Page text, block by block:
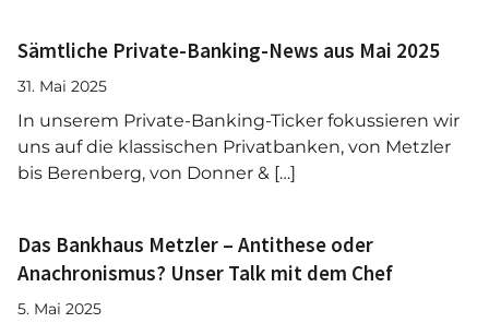
Sämtliche Private-Banking-News aus Mai 2025
31. Mai 2025
In unserem Private-Banking-Ticker fokussieren wir
uns auf die klassischen Privatbanken, von Metzler
bis Berenberg, von Donner & […]
Das Bankhaus Metzler – Antithese oder
Anachronismus? Unser Talk mit dem Chef
5. Mai 2025